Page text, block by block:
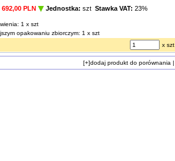
692,00 PLN Jednostka: szt Stawka VAT: 23%
1 x szt
opakowaniu zbiorczym: 1 x szt
x szt
[+]dodaj produkt do porównania |